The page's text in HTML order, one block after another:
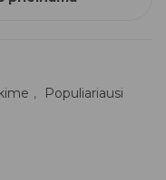
,
Populiariausi